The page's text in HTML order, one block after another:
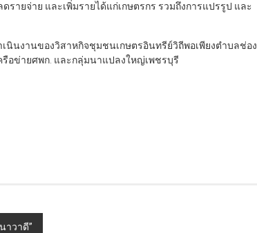
รายจ่าย และเพิ่มรายได้แก่เกษตรกร รวมถึงการแปรรูป และ
นินงานของวิสาหกิจชุมชนเกษตรอินทรีย์วิถีพอเพียงตำบลช่อง
รือข่ายศพก. และกลุ่มนาแปลงใหญ่เพชรบุรี
าวาดี”